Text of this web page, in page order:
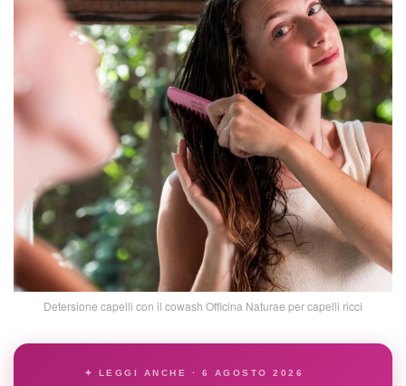
Detersione capelli con il cowash Officina Naturae per capelli ricci
✦ LEGGI ANCHE · 6 AGOSTO 2026